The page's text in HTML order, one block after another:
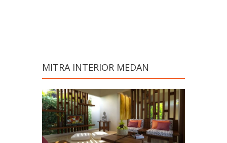
MITRA INTERIOR MEDAN